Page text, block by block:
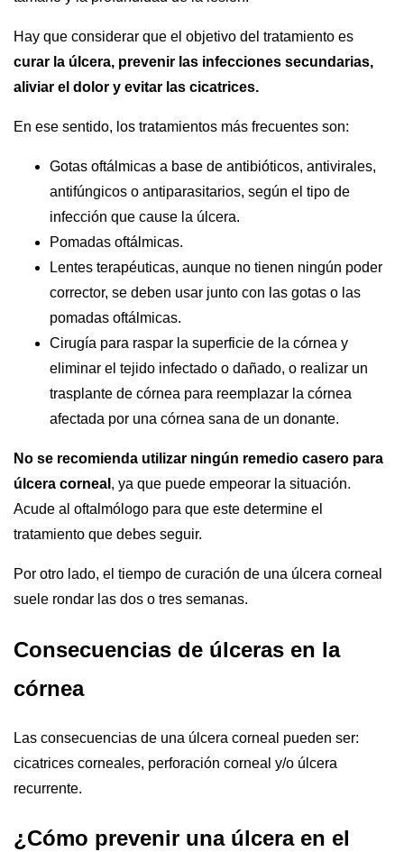
Hay que considerar que el objetivo del tratamiento es
curar la úlcera, prevenir las infecciones secundarias,
aliviar el dolor y evitar las cicatrices.
En ese sentido, los tratamientos más frecuentes son:
Gotas oftálmicas a base de antibióticos, antivirales,
antifúngicos o antiparasitarios, según el tipo de
infección que cause la úlcera.
Pomadas oftálmicas.
Lentes terapéuticas, aunque no tienen ningún poder
corrector, se deben usar junto con las gotas o las
pomadas oftálmicas.
Cirugía para raspar la superficie de la córnea y
eliminar el tejido infectado o dañado, o realizar un
trasplante de córnea para reemplazar la córnea
afectada por una córnea sana de un donante.
No se recomienda utilizar ningún remedio casero para
úlcera corneal , ya que puede empeorar la situación.
Acude al oftalmólogo para que este determine el
tratamiento que debes seguir.
Por otro lado, el tiempo de curación de una úlcera corneal
suele rondar las dos o tres semanas.
Consecuencias de úlceras en la
córnea
Las consecuencias de una úlcera corneal pueden ser:
cicatrices corneales, perforación corneal y/o úlcera
recurrente.
¿Cómo prevenir una úlcera en el